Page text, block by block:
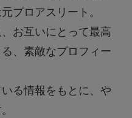
プロアスリート。
お互いにとって最高
、素敵なプロフィー
る情報をもとに、や